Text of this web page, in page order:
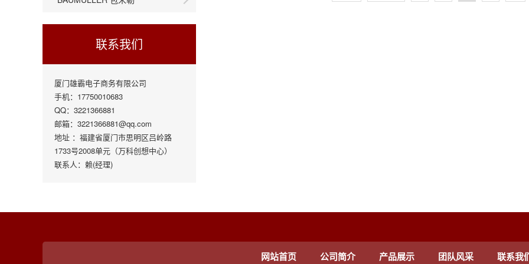
联系我们
厦门雄霸电子商务有限公司
手机：17750010683
QQ：3221366881
邮箱：3221366881@qq.com
地址 ：福建省厦门市思明区吕岭路
1733号2008单元（万科创想中心）
联系人：赖(经理)
网站首页 公司简介 产品展示 团队风采 联系我